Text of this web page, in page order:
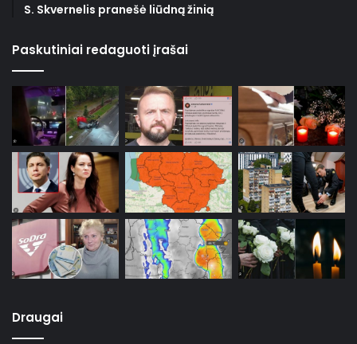
S. Skvernelis pranešė liūdną žinią
Paskutiniai redaguoti įrašai
Draugai